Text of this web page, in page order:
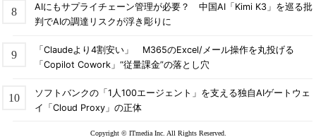
AIにもサプライチェーン管理が必要？ 中国AI「Kimi K3」を巡る批
判でAIの調達リスクが浮き彫りに
「Claudeより4割安い」 M365のExcel/メール操作を丸投げる
「Copilot Cowork」“従量課金”の落とし穴
ソフトバンクの「1人100エージェント」を支える独自AIゲートウェ
イ「Cloud Proxy」の正体
Copyright © ITmedia Inc. All Rights Reserved.